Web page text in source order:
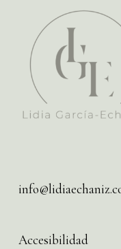
Accesibilidad